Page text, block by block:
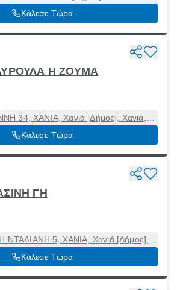
Κάλεσε Τώρα
Η ΖΟΥΜΑ
34, ΧΑΝΙΑ, Χανιά [Δήμος], Χανιά,
73134
Κάλεσε Τώρα
ΓΗ
ΝΤΑΛΙΑΝΗ 5, ΧΑΝΙΑ, Χανιά [Δήμος],
Χανιά, 73132
Κάλεσε Τώρα